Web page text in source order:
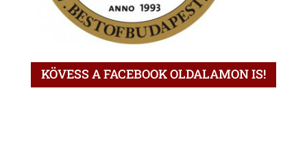
KÖVESS A FACEBOOK OLDALAMON IS!